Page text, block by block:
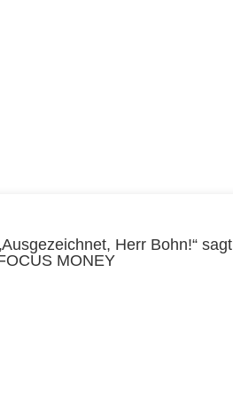
Herr Bohn!“ sagt
MONEY